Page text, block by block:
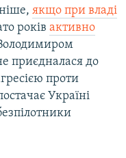
якщо при владі
років активно
приєдналася до
проти
Україні